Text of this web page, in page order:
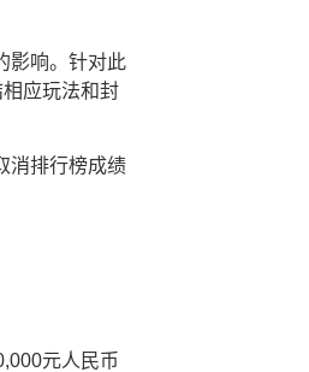
影响。针对此
应玩法和封
消排行榜成绩
元人民币